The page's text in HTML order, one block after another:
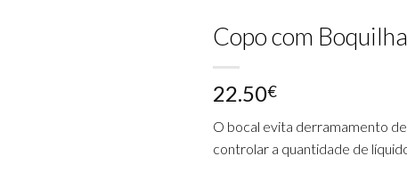
Copo com Boquilha
22.50€
O bocal evita derramamento
controlar a quantidade de